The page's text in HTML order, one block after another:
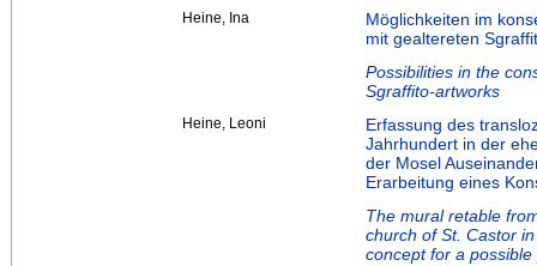
Heine, Ina
Möglichkeiten im
mit gealtereten
Possibilities in the
Sgraffito-artworks
Heine, Leoni
Erfassung des
Jahrhundert in der
der Mosel
Erarbeitung eines
The mural retable
church of St. Castor
concept for a